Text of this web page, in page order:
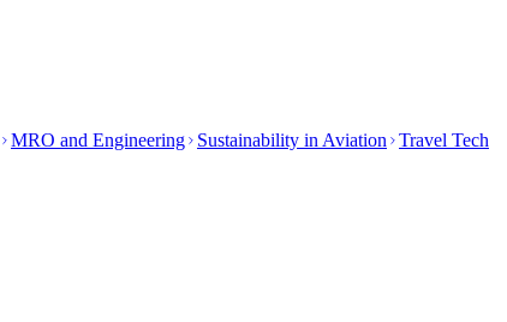
MRO and Engineering Sustainability in Aviation Travel Tech